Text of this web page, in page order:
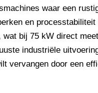
waar een
en
bij 75 kW direct
industriële
vervangen door een